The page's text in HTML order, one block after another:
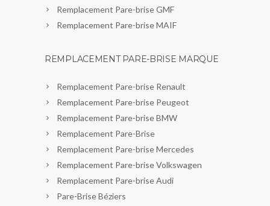
Remplacement Pare-brise GMF
Remplacement Pare-brise MAIF
REMPLACEMENT PARE-BRISE MARQUE
Remplacement Pare-brise Renault
Remplacement Pare-brise Peugeot
Remplacement Pare-brise BMW
Remplacement Pare-Brise
Remplacement Pare-brise Mercedes
Remplacement Pare-brise Volkswagen
Remplacement Pare-brise Audi
Pare-Brise Béziers